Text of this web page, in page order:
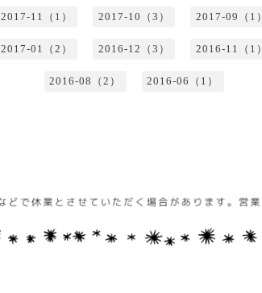
2017-11（1） 2017-10（3） 2017-09（1）
2017-01（2） 2016-12（3） 2016-11（1）
2016-08（2） 2016-06（1）